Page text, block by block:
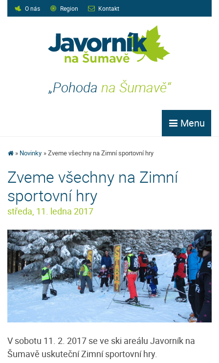
O nás Region Kontakt
„Pohoda na Šumavě“
Menu
Novinky Zveme všechny na Zimní sportovní hry
Zveme všechny na Zimní
sportovní hry
středa, 11. ledna 2017
V sobotu 11. 2. 2017 se ve ski areálu Javorník na
Šumavě uskuteční Zimní sportovní hry.